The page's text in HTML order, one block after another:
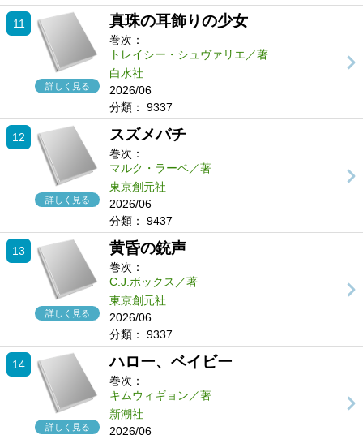
11
詳しく見る
真珠の耳飾りの少女
巻次：
トレイシー・シュヴァリエ／著
白水社
2026/06
分類：
9337
12
詳しく見る
スズメバチ
巻次：
マルク・ラーベ／著
東京創元社
2026/06
分類：
9437
13
詳しく見る
黄昏の銃声
巻次：
C.J.ボックス／著
東京創元社
2026/06
分類：
9337
14
詳しく見る
ハロー、ベイビー
巻次：
キムウィギョン／著
新潮社
2026/06